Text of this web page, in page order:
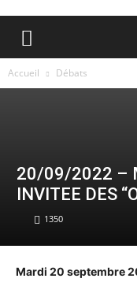
Accueil Débats
20/09/2022 –
INVITEE DES
1350
Mardi 20 septembre